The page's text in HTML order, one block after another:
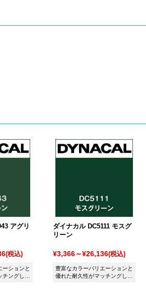
アグリ
(税込)
ーションと
ングした
ダイナカル DC5111 モスグ
リーン
¥3,366～¥26,136(税込)
豊富なカラーバリエーションと
優れた耐久性がマッチングした